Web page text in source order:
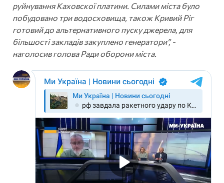
руйнування Каховскої платини. Силами міста було
побудовано три водосховища, також Кривий Ріг
готовий до альтернативного пуску джерела, для
більшості закладів закуплено генератори”, -
наголосив голова Ради оборони міста.